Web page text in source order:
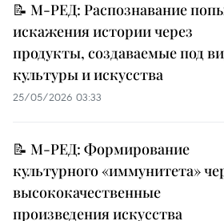
📝 М-РЕД: Распознавание
искажения истории через
продукты, создаваемые под
культуры и искусства
25/05/2026 03:33
📝 М-РЕД: Формирование
культурного «иммунитета»
высококачественные
произведения искусства